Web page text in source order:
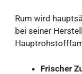
Rum wird
bei seiner
Frischer